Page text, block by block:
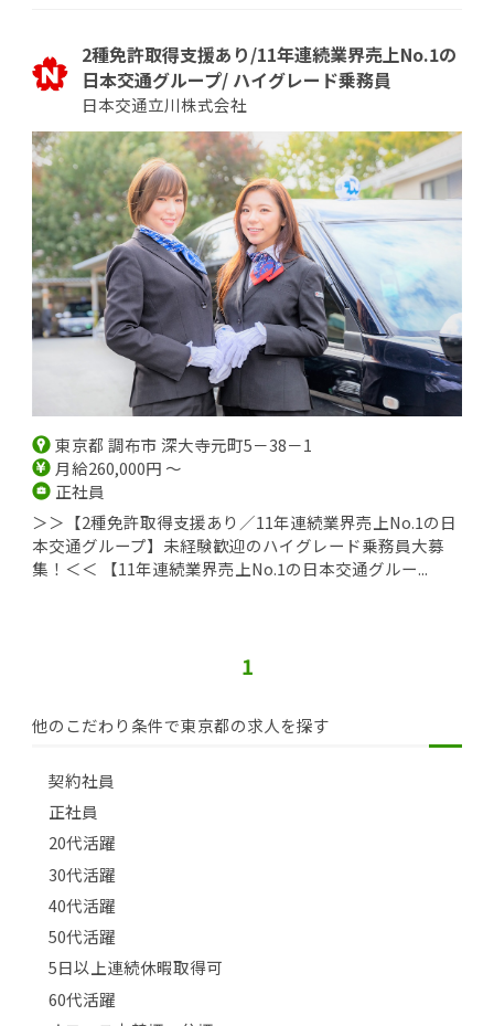
2種免許取得支援あり/11年連続業界売上No.1の
日本交通グループ/ ハイグレード乗務員
日本交通立川株式会社
東京都 調布市 深大寺元町5－38－1
月給260,000円 ～
正社員
＞＞【2種免許取得支援あり／11年連続業界売上No.1の日
本交通グループ】未経験歓迎のハイグレード乗務員大募
集！＜＜ 【11年連続業界売上No.1の日本交通グルー...
1
他のこだわり条件で東京都の求人を探す
契約社員
正社員
20代活躍
30代活躍
40代活躍
50代活躍
5日以上連続休暇取得可
60代活躍